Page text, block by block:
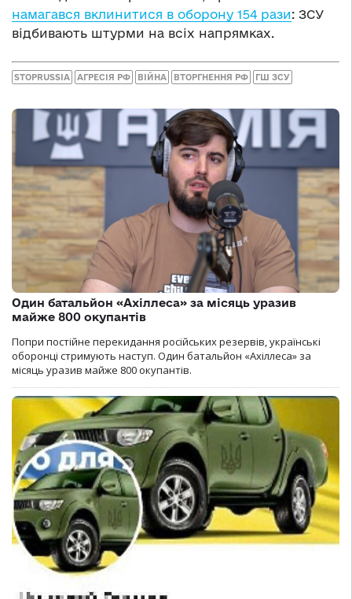
намагався вклинитися в оборону 154 рази: ЗСУ
відбивають штурми на всіх напрямках.
STOPRUSSIA АГРЕСІЯ РФ ВІЙНА ВТОРГНЕННЯ РФ ГШ ЗСУ
Один батальйон «Ахіллеса» за місяць уразив
майже 800 окупантів
Попри постійне перекидання російських резервів, українські
оборонці стримують наступ. Один батальйон «Ахіллеса» за
місяць уразив майже 800 окупантів.